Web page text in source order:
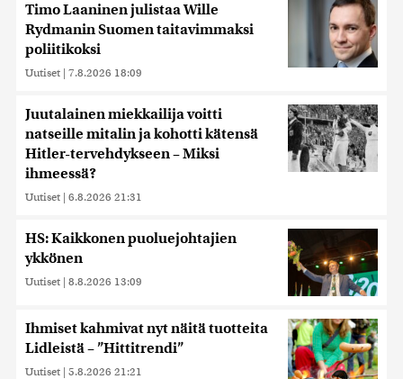
Timo Laaninen julistaa Wille
Rydmanin Suomen taitavimmaksi
poliitikoksi
Uutiset | 7.8.2026 18:09
Juutalainen miekkailija voitti
natseille mitalin ja kohotti kätensä
Hitler-tervehdykseen – Miksi
ihmeessä?
Uutiset | 6.8.2026 21:31
HS: Kaikkonen puoluejohtajien
ykkönen
Uutiset | 8.8.2026 13:09
Ihmiset kahmivat nyt näitä tuotteita
Lidleistä – ”Hittitrendi”
Uutiset | 5.8.2026 21:21